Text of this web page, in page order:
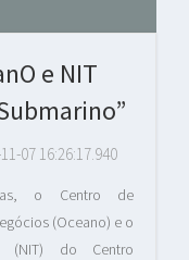
e NIT
07 16:26:17.940
o Centro de
(Oceano) e o
(NIT) do Centro